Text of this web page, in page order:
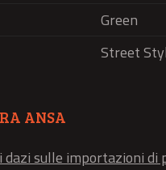
Green
Street
ANSA
dazi sulle importazioni di